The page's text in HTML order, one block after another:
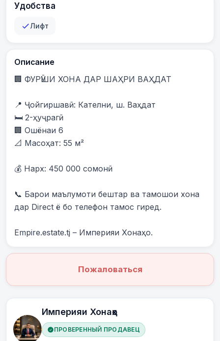
Удобства
Лифт
Описание
🏢 ФУРӮШИ ХОНА ДАР ШАҲРИ ВАҲДАТ
📍 Ҷойгиршавӣ: Кателни, ш. Ваҳдат
🛏️ 2-ҳуҷрагӣ
🏢 Ошёнаи 6
📐 Масоҳат: 55 м²
💰 Нарх: 450 000 сомонӣ
📞 Барои маълумоти бештар ва тамошои хона
дар Direct ё бо телефон тамос гиред.
Empire.estate.tj – Империяи Хонаҳо.
Пожаловаться
Империяи Хонаҳо
ПРОВЕРЕННЫЙ ПРОДАВЕЦ